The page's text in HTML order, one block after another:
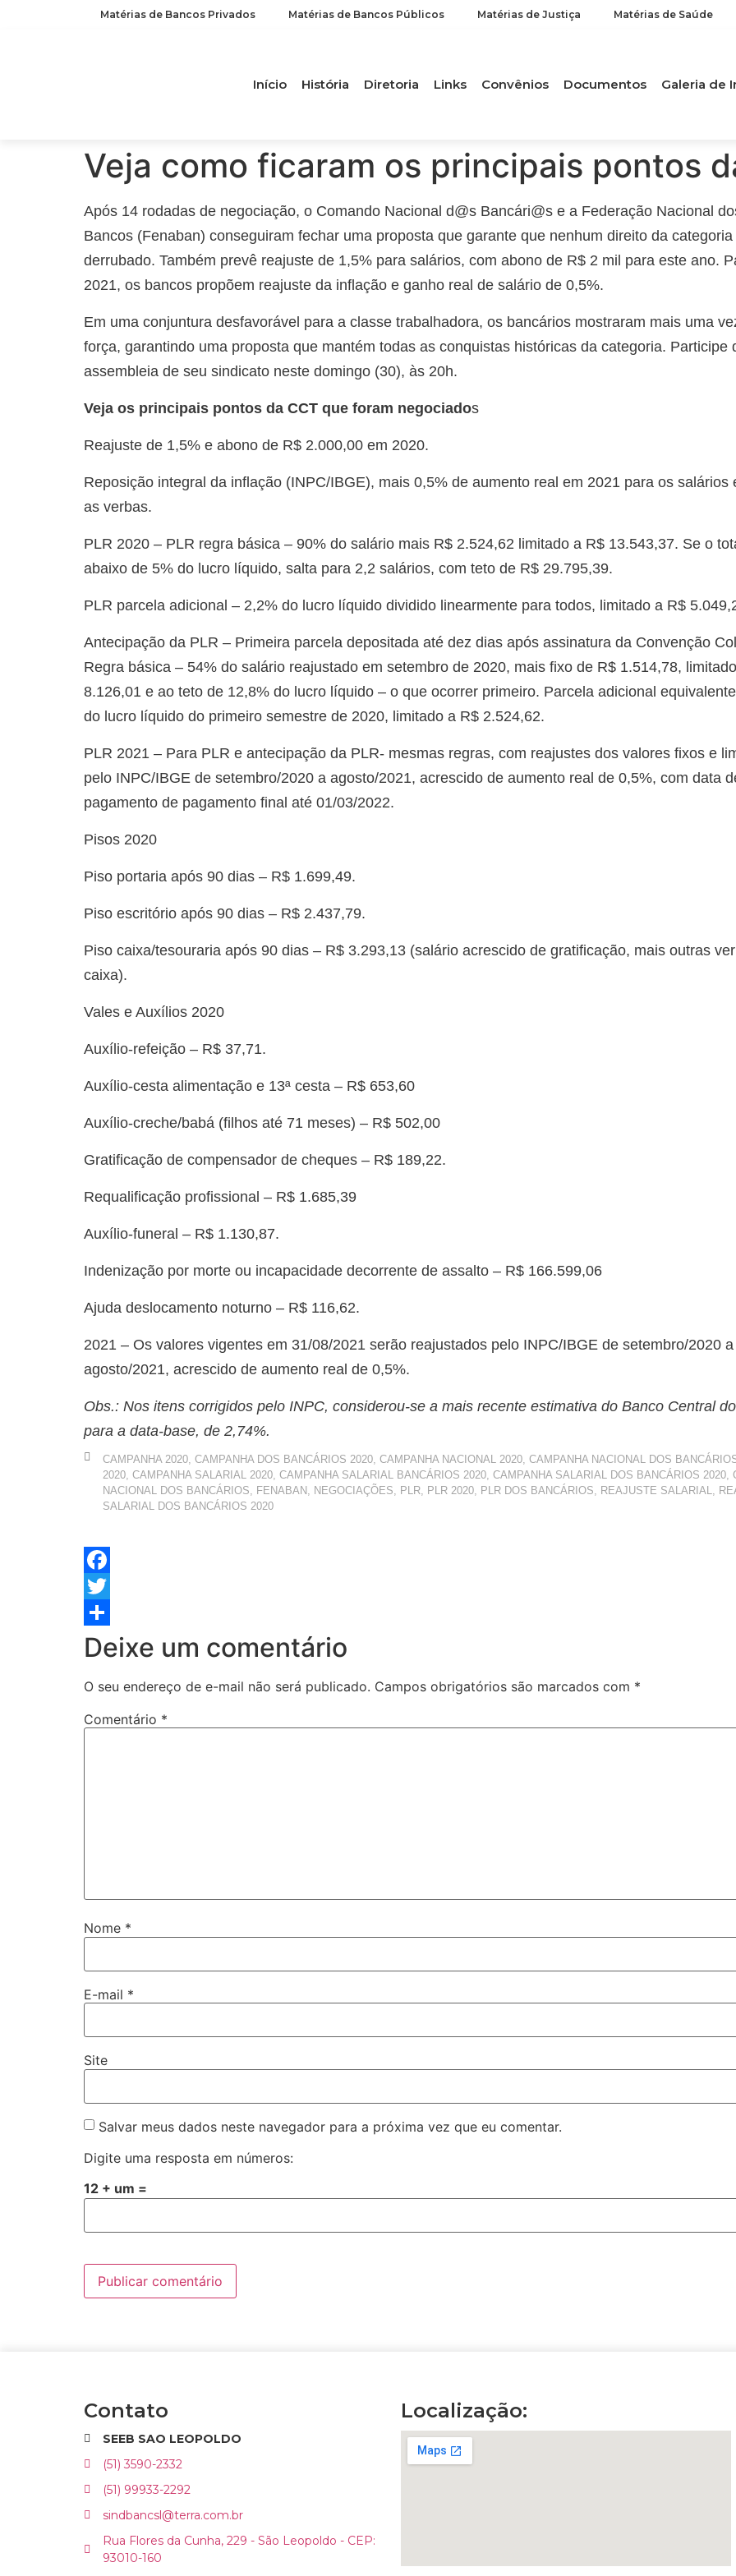
Matérias de Bancos Privados Matérias de Bancos Públicos Matérias de Justiça Matérias de Saúde
Início História Diretoria Links Convênios Documentos Galeria de
Veja como ficaram os principais pontos
Após 14 rodadas de negociação, o Comando Nacional d@s Bancári@s e a Federação Nacional
Bancos (Fenaban) conseguiram fechar uma proposta que garante que nenhum direito da
derrubado. Também prevê reajuste de 1,5% para salários, com abono de R$ 2 mil para este ano.
2021, os bancos propõem reajuste da inflação e ganho real de salário de 0,5%.
Em uma conjuntura desfavorável para a classe trabalhadora, os bancários mostraram mais uma
força, garantindo uma proposta que mantém todas as conquistas históricas da categoria. Participe
assembleia de seu sindicato neste domingo (30), às 20h.
Veja os principais pontos da CCT que foram negociados
Reajuste de 1,5% e abono de R$ 2.000,00 em 2020.
Reposição integral da inflação (INPC/IBGE), mais 0,5% de aumento real em 2021 para os salários
as verbas.
PLR 2020 – PLR regra básica – 90% do salário mais R$ 2.524,62 limitado a R$ 13.543,37. Se o
abaixo de 5% do lucro líquido, salta para 2,2 salários, com teto de R$ 29.795,39.
PLR parcela adicional – 2,2% do lucro líquido dividido linearmente para todos, limitado a R$
Antecipação da PLR – Primeira parcela depositada até dez dias após assinatura da Convenção
Regra básica – 54% do salário reajustado em setembro de 2020, mais fixo de R$ 1.514,78,
8.126,01 e ao teto de 12,8% do lucro líquido – o que ocorrer primeiro. Parcela adicional
do lucro líquido do primeiro semestre de 2020, limitado a R$ 2.524,62.
PLR 2021 – Para PLR e antecipação da PLR- mesmas regras, com reajustes dos valores fixos e
pelo INPC/IBGE de setembro/2020 a agosto/2021, acrescido de aumento real de 0,5%, com data
pagamento de pagamento final até 01/03/2022.
Pisos 2020
Piso portaria após 90 dias – R$ 1.699,49.
Piso escritório após 90 dias – R$ 2.437,79.
Piso caixa/tesouraria após 90 dias – R$ 3.293,13 (salário acrescido de gratificação, mais outras
caixa).
Vales e Auxílios 2020
Auxílio-refeição – R$ 37,71.
Auxílio-cesta alimentação e 13ª cesta – R$ 653,60
Auxílio-creche/babá (filhos até 71 meses) – R$ 502,00
Gratificação de compensador de cheques – R$ 189,22.
Requalificação profissional – R$ 1.685,39
Auxílio-funeral – R$ 1.130,87.
Indenização por morte ou incapacidade decorrente de assalto – R$ 166.599,06
Ajuda deslocamento noturno – R$ 116,62.
2021 – Os valores vigentes em 31/08/2021 serão reajustados pelo INPC/IBGE de setembro/2020 a
agosto/2021, acrescido de aumento real de 0,5%.
Obs.: Nos itens corrigidos pelo INPC, considerou-se a mais recente estimativa do Banco Central
para a data-base, de 2,74%.
CAMPANHA 2020, CAMPANHA DOS BANCÁRIOS 2020, CAMPANHA NACIONAL 2020, CAMPANHA NACIONAL DOS
2020, CAMPANHA SALARIAL 2020, CAMPANHA SALARIAL BANCÁRIOS 2020, CAMPANHA SALARIAL DOS BANCÁRIOS 2020,
NACIONAL DOS BANCÁRIOS, FENABAN , NEGOCIAÇÕES, PLR, PLR 2020, PLR DOS BANCÁRIOS, REAJUSTE SALARIAL,
SALARIAL DOS BANCÁRIOS 2020
Facebook
Twitter
Share
Deixe um comentário
O seu endereço de e-mail não será publicado. Campos obrigatórios são marcados com *
Comentário *
Nome *
E-mail *
Site
Salvar meus dados neste navegador para a próxima vez que eu comentar.
Digite uma resposta em números:
12 + um =
Contato
SEEB SAO LEOPOLDO
(51) 3590-2332
(51) 99933-2292
sindbancsl@terra.com.br
Rua Flores da Cunha, 229 - São Leopoldo - CEP:
93010-160
Localização: